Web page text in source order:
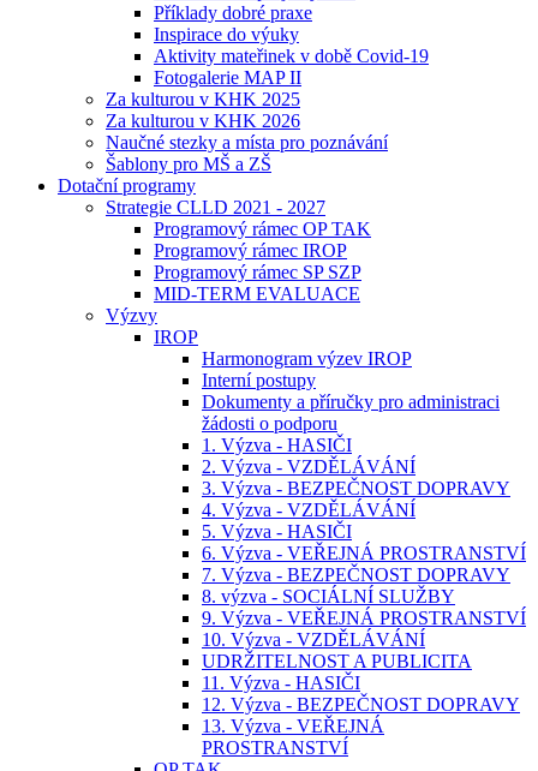
Příklady dobré praxe
Inspirace do výuky
Aktivity mateřinek v době Covid-19
Fotogalerie MAP II
Za kulturou v KHK 2025
Za kulturou v KHK 2026
Naučné stezky a místa pro poznávání
Šablony pro MŠ a ZŠ
Dotační programy
Strategie CLLD 2021 - 2027
Programový rámec OP TAK
Programový rámec IROP
Programový rámec SP SZP
MID-TERM EVALUACE
Výzvy
IROP
Harmonogram výzev IROP
Interní postupy
Dokumenty a příručky pro administraci
žádosti o podporu
1. Výzva - HASIČI
2. Výzva - VZDĚLÁVÁNÍ
3. Výzva - BEZPEČNOST DOPRAVY
4. Výzva - VZDĚLÁVÁNÍ
5. Výzva - HASIČI
6. Výzva - VEŘEJNÁ PROSTRANSTVÍ
7. Výzva - BEZPEČNOST DOPRAVY
8. výzva - SOCIÁLNÍ SLUŽBY
9. Výzva - VEŘEJNÁ PROSTRANSTVÍ
10. Výzva - VZDĚLÁVÁNÍ
UDRŽITELNOST A PUBLICITA
11. Výzva - HASIČI
12. Výzva - BEZPEČNOST DOPRAVY
13. Výzva - VEŘEJNÁ
PROSTRANSTVÍ